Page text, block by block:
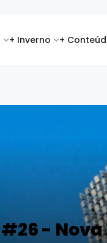
+ Inverno +
-